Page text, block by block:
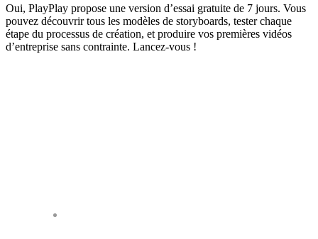
Oui, PlayPlay propose une version d’essai gratuite de 7 jours. Vous
pouvez découvrir tous les modèles de storyboards, tester chaque
étape du processus de création, et produire vos premières vidéos
d’entreprise sans contrainte. Lancez-vous !